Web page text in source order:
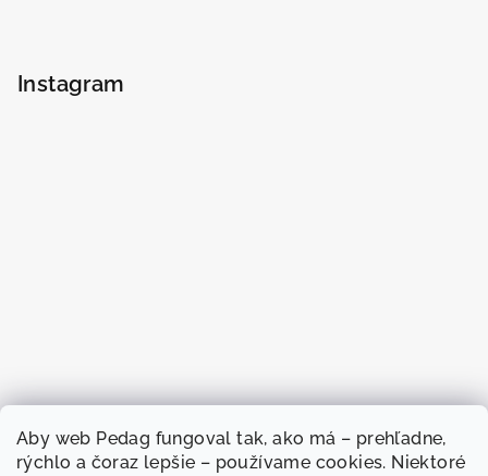
Aby web Pedag fungovaltak, ako má – prehľadne,
rýchlo a čoraz lepšie – používame cookies. Niektoré
Instagram